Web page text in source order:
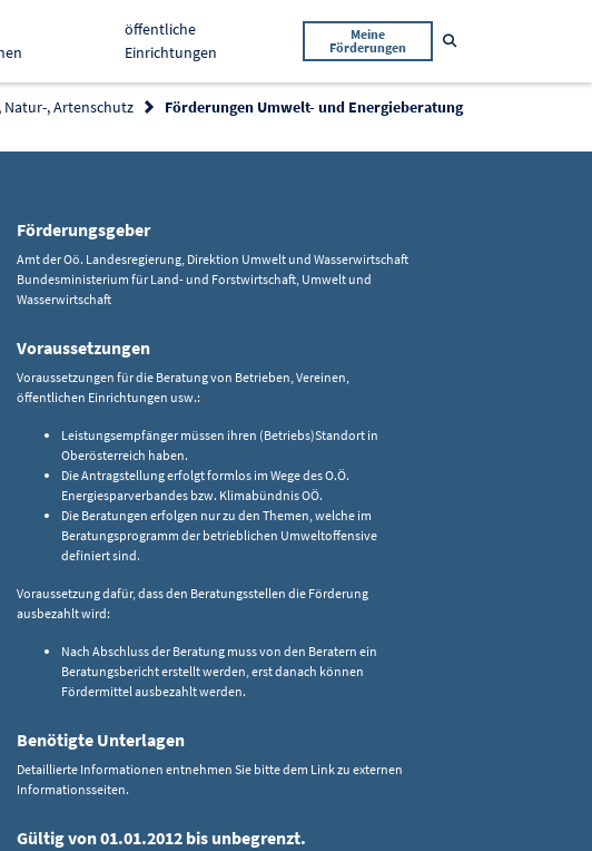
öffentliche
Einrichtungen
Meine
Förderungen
Natur-, Artenschutz Förderungen Umwelt- und Energieberatung
Förderungsgeber
Amt der Oö. Landesregierung, Direktion Umwelt und Wasserwirtschaft
Bundesministerium für Land- und Forstwirtschaft, Umwelt und
Wasserwirtschaft
Voraussetzungen
Voraussetzungen für die Beratung von Betrieben, Vereinen,
öffentlichen Einrichtungen usw.:
Leistungsempfänger müssen ihren (Betriebs)Standort in
Oberösterreich haben.
Die Antragstellung erfolgt formlos im Wege des O.Ö.
Energiesparverbandes bzw. Klimabündnis OÖ.
Die Beratungen erfolgen nur zu den Themen, welche im
Beratungsprogramm der betrieblichen Umweltoffensive
definiert sind.
Voraussetzung dafür, dass den Beratungsstellen die Förderung
ausbezahlt wird:
Nach Abschluss der Beratung muss von den Beratern ein
Beratungsbericht erstellt werden, erst danach können
Fördermittel ausbezahlt werden.
Benötigte Unterlagen
Detaillierte Informationen entnehmen Sie bitte dem Link zu externen
Informationsseiten.
Gültig von 01.01.2012 bis unbegrenzt.